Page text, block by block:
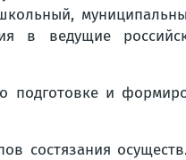
в ведущие
подготовке и
состязания